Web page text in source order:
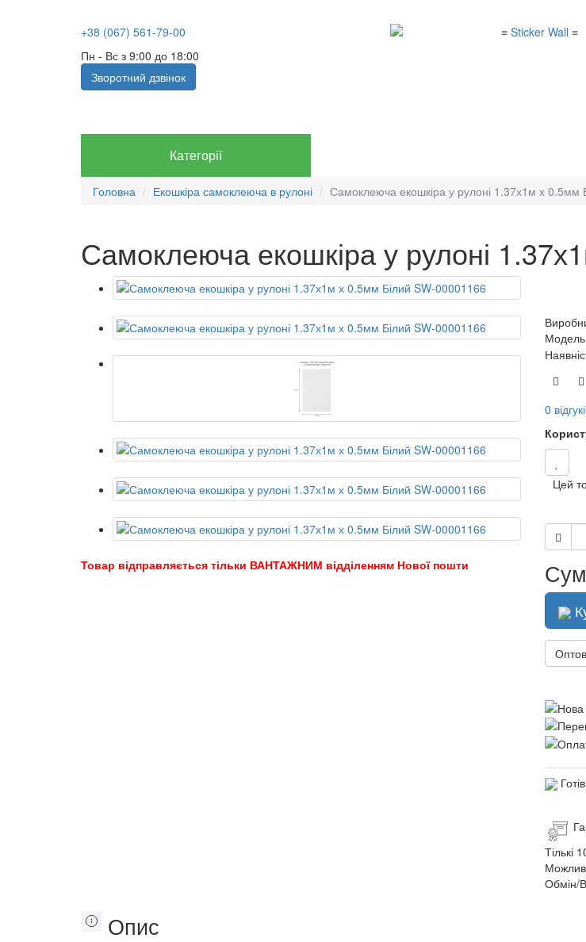
+38 (067) 561-79-00
Пн - Вс з 9:00 до 18:00
Зворотний дзвінок
Категорії
Головна Екошкіра самоклеюча в рулоні Самоклеюча екошкіра у рулоні 1.37х1м х 0.5мм
Самоклеюча екошкіра у рулоні
Товар відправляється тільки ВАНТАЖНИМ відділенням Нової пошти
0
Цей
Тількі
Обмін/
Опис